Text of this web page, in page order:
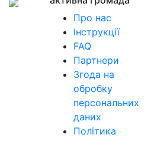
Про нас
Інструкції
FAQ
Партнери
Згода на
обробку
персональних
даних
Політика